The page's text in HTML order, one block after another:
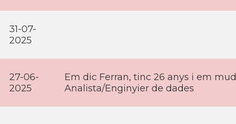
31-07-
2025
27-06-
2025
Em dic Ferran, tinc 26 anys i em
Analista/Enginyier de dades